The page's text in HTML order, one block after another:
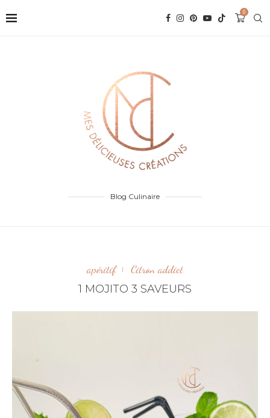
0
Blog Culinaire
apéritif
Citron addict
1 MOJITO 3 SAVEURS